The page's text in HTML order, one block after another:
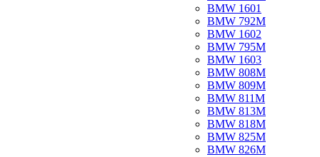
BMW 1601
BMW 792M
BMW 1602
BMW 795M
BMW 1603
BMW 808M
BMW 809M
BMW 811M
BMW 813M
BMW 818M
BMW 825M
BMW 826M